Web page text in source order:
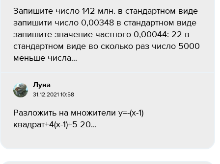
Запишите число 142 млн. в стандартном виде
запишити число 0,00348 в стандартном виде
запишите значение частного 0,00044: 22 в
стандартном виде во сколько раз число 5000
меньше числа...
Лунa
31.12.2021 10:58
Разложить на множители у=-(х-1)
квадрат+4(х-1)+5 20...